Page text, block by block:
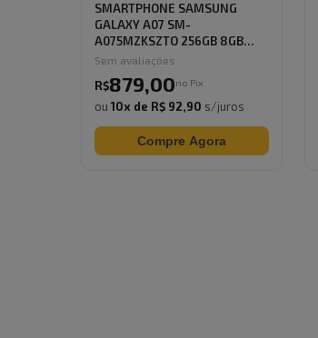
SMARTPHONE SAMSUNG
GALAXY A07 SM-
A075MZKSZTO 256GB 8GB
RAM AND...
Sem avaliações
R$879,00no Pix
ou 10x de R$ 92,90 s/juros
Compre Agora